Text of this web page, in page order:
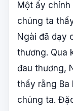
Một ấy
chúng ta
Ngài đã dạy
thương. Qua
đau thương,
thấy rằng Ba
chúng ta.